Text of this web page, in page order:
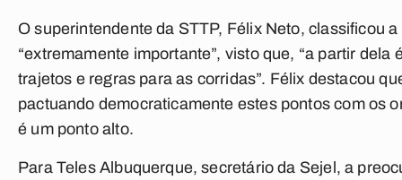
O superintendente da STTP, Félix Neto, classificou
“extremamente importante”, visto que, “a partir dela
trajetos e regras para as corridas”. Félix destacou
pactuando democraticamente estes pontos com os
é um ponto alto.
Para Teles Albuquerque, secretário da Sejel, a